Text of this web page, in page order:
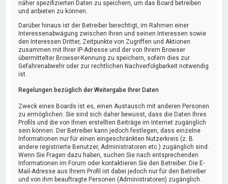
näher spezifizierten Daten zu speichern, um das Board betreiben
und anbieten zu können.
Darüber hinaus ist der Betreiber berechtigt, im Rahmen einer
Interessenabwägung zwischen Ihren und seinen Interessen sowie
den Interessen Dritter, Zeitpunkte von Zugriffen und Aktionen
zusammen mit Ihrer IP-Adresse und der von Ihrem Browser
übermittelter Browser-Kennung zu speichern, sofern dies zur
Gefahrenabwehr oder zur rechtlichen Nachverfolgbarkeit notwendig
ist.
Regelungen bezüglich der Weitergabe Ihrer Daten
Zweck eines Boards ist es, einen Austausch mit anderen Personen
zu ermöglichen. Sie sind sich daher bewusst, dass die Daten Ihres
Profils und die von Ihnen erstellten Beiträge im Internet zugänglich
sein können. Der Betreiber kann jedoch festlegen, dass einzelne
Informationen nur für einen eingeschränkten Nutzerkreis (z. B.
andere registrierte Benutzer, Administratoren etc.) zugänglich sind.
Wenn Sie Fragen dazu haben, suchen Sie nach entsprechenden
Informationen im Forum oder kontaktieren Sie den Betreiber. Die E-
Mail-Adresse aus Ihrem Profil ist dabei jedoch nur für den Betreiber
und von ihm beauftragte Personen (Administratoren) zugänglich.